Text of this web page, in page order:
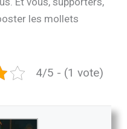
les mollets
4/5 - (1 vote)